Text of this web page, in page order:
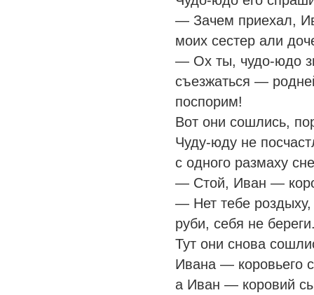
— Зачем приехал,
моих сестер али
— Ох ты, чудо-юдо
съезжаться —
поспорим!
Вот они сошлись,
Чуду-юду не
с одного размаху
— Стой, Иван —
— Нет тебе
руби, себя не
Тут они снова
Ивана — коровьего
а Иван — коровий